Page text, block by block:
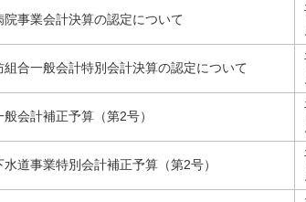
事業会計決算の認定について
合一般会計特別会計決算の認定について
会計補正予算（第2号）
道事業特別会計補正予算（第2号）